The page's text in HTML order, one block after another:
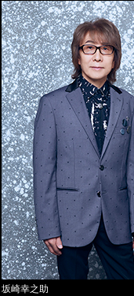
坂崎幸之助